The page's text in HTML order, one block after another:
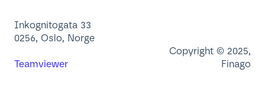
Inkognitogata 33
0256, Oslo, Norge
Teamviewer
Copyright © 2025,
Finago